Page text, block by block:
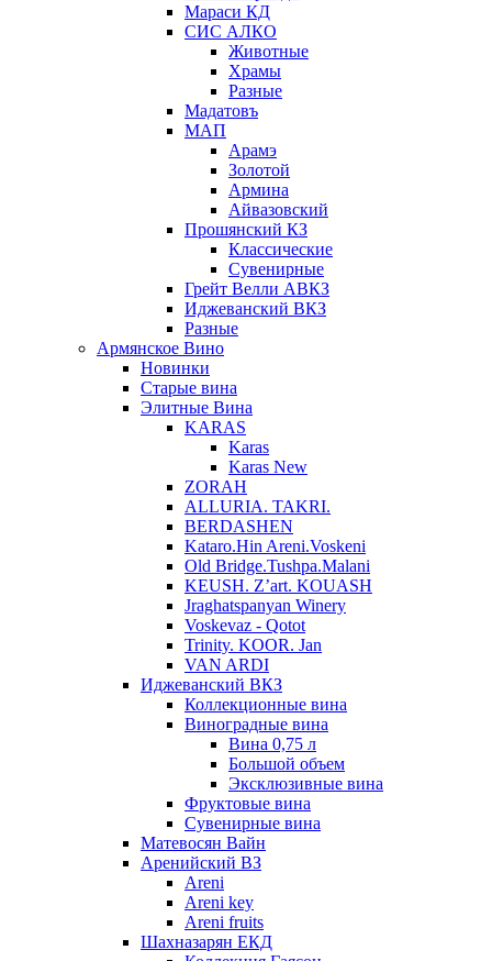
Мараси КД
СИС АЛКО
Животные
Храмы
Разные
Мадатовъ
МАП
Арамэ
Золотой
Армина
Айвазовский
Прошянский КЗ
Классические
Сувенирные
Грейт Велли АВКЗ
Иджеванский ВКЗ
Разные
Армянское Вино
Новинки
Старые вина
Элитные Вина
KARAS
Karas
Karas New
ZORAH
ALLURIA. TAKRI.
BERDASHEN
Kataro.Hin Areni.Voskeni
Old Bridge.Tushpa.Malani
KEUSH. Z’art. KOUASH
Jraghatspanyan Winery
Voskevaz - Qotot
Trinity. KOOR. Jan
VAN ARDI
Иджеванский ВКЗ
Коллекционные вина
Виноградные вина
Вина 0,75 л
Большой объем
Эксклюзивные вина
Фруктовые вина
Cувенирные вина
Матевосян Вайн
Аренийский ВЗ
Areni
Areni key
Areni fruits
Шахназарян ЕКД